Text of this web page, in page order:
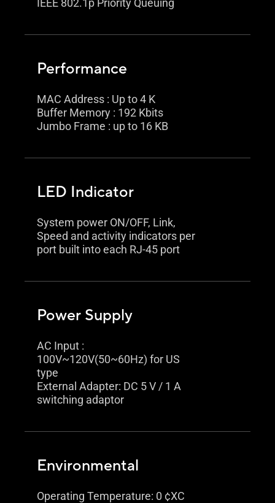
IEEE 802.1p Priority Queuing
Performance
MAC Address : Up to 4 K
Buffer Memory : 192 Kbits
Jumbo Frame : up to 16 KB
LED Indicator
System power ON/OFF, Link,
Speed and activity indicators per
port built into each RJ-45 port
Power Supply
AC Input :
100V~120V(50~60Hz) for US
type
External Adapter: DC 5 V / 1 A
switching adaptor
Environmental
Operating Temperature: 0 ¢XC